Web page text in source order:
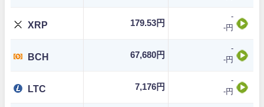
XRP 179.53円
-
-円
BCH 67,680円
-
-円
LTC 7,176円
-
-円